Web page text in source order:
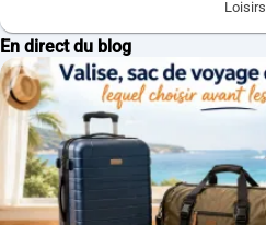
Loisirs
En direct du blog